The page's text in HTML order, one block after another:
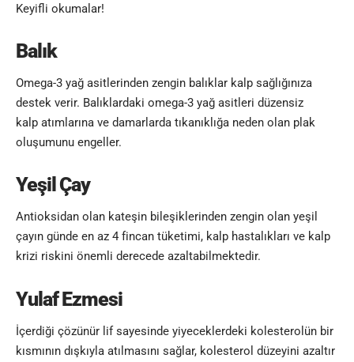
Keyifli okumalar!
Balık
Omega-3 yağ asitlerinden zengin balıklar kalp sağlığınıza
destek verir. Balıklardaki omega-3 yağ asitleri düzensiz
kalp atımlarına ve damarlarda tıkanıklığa neden olan plak
oluşumunu engeller.
Yeşil Çay
Antioksidan olan kateşin bileşiklerinden zengin olan yeşil
çayın günde en az 4 fincan tüketimi, kalp hastalıkları ve kalp
krizi riskini önemli derecede azaltabilmektedir.
Yulaf Ezmesi
İçerdiği çözünür lif sayesinde yiyeceklerdeki kolesterolün bir
kısmının dışkıyla atılmasını sağlar, kolesterol düzeyini azaltır